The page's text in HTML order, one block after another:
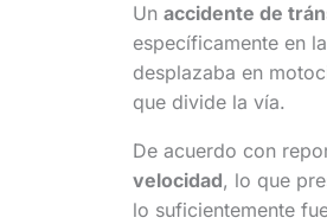
Un accidente de
específicamente en
desplazaba en
que divide la vía.
De acuerdo con
velocidad, lo que
lo suficientemente